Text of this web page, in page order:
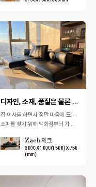
게 되었고…
디자인, 소재, 품질은 물론 가격까지 만족스러운 브랜드
집 이사를 하면서 정말 마음에 드는
소파를 찾기 위해 백화점부터 가구
짐없이 둘러봤습니다. 하지만 쉽게
결정하…
Zach 제크
3000 X 1000(1500) X 750
(mm)